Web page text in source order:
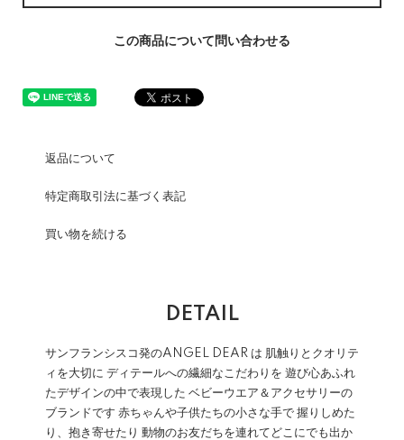
この商品について問い合わせる
返品について
特定商取引法に基づく表記
買い物を続ける
DETAIL
サンフランシスコ発のANGEL DEAR は 肌触りとクオリテ
ィを大切に ディテールへの繊細なこだわりを 遊び心あふれ
たデザインの中で表現した ベビーウエア＆アクセサリーの
ブランドです 赤ちゃんや子供たちの小さな手で 握りしめた
り、抱き寄せたり 動物のお友だちを連れてどこにでも出か